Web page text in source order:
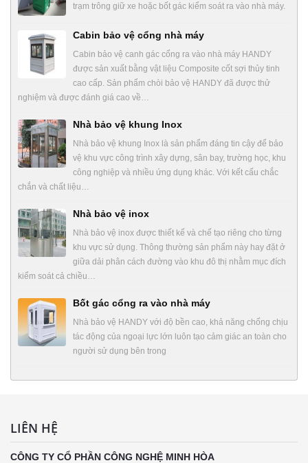
trạm trông giữ xe hoặc bốt gác kiểm soát ra vào nhà máy.
Cabin bảo vệ cổng nhà máy
Cabin bảo vệ canh gác cổng ra vào nhà máy HANDY
được sản xuất bằng vật liệu Composite cốt sợi thủy tinh
cao cấp. Sản phẩm chòi bảo vệ HANDY đã được thử
nghiệm và được đánh giá cao về…
Nhà bảo vệ khung Inox
Nhà bảo vệ khung Inox là sản phẩm đáng tin cậy để bảo
vệ khu vực công trình xây dựng, sân bay, trường học, khu
công nghiệp và nhiều ứng dụng khác. Với kết cấu chắc
chắn và chất liệu…
Nhà bảo vệ inox
Nhà bảo vệ inox được thiết kế và chế tạo riêng cho từng
khu vực sử dụng. Thông thường sản phẩm này hay đặt ở
giữa dải phân cách đường vào khu đô thị nhằm mục đích
kiểm soát cả chiều…
Bốt gác cổng ra vào nhà máy
Nhà bảo vệ HANDY với độ bền cao, khả năng chống chịu
tác động của ngoại lực lớn luôn tạo cảm giác an toàn cho
người sử dụng bên trong
LIÊN HỆ
CÔNG TY CỔ PHẦN CÔNG NGHỆ MINH HÒA